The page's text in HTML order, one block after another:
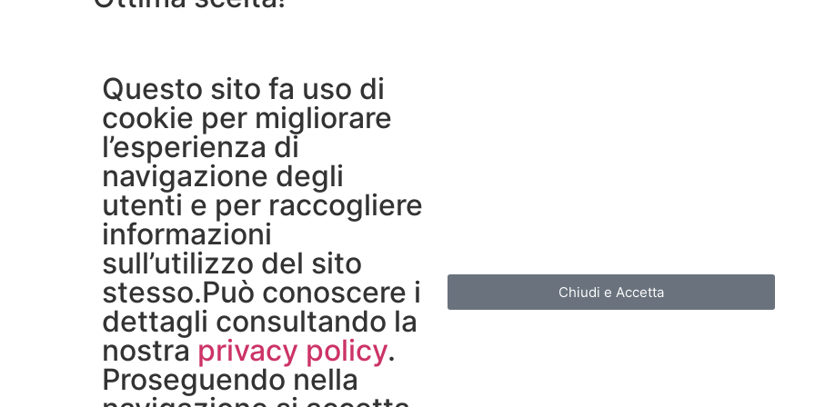
Questo sito fa uso di
cookie per migliorare
l’esperienza di
navigazione degli
utenti e per raccogliere
informazioni
sull’utilizzo del sito
stesso.Può conoscere i
dettagli consultando la
nostra privacy policy.
Proseguendo nella
Chiudi e Accetta